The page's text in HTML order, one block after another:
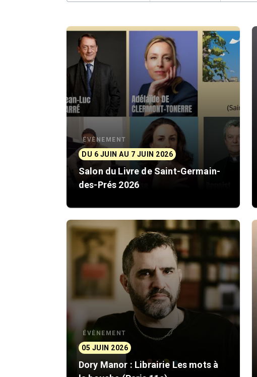
ÉVÈNEMENT
DU 6 JUIN AU 7 JUIN 2026
Salon du Livre de Saint-Germain-
des-Prés 2026
ÉVÈNEMENT
05 JUIN 2026
Dory Manor : Librairie Les mots à